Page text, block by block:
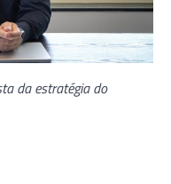
da estratégia do